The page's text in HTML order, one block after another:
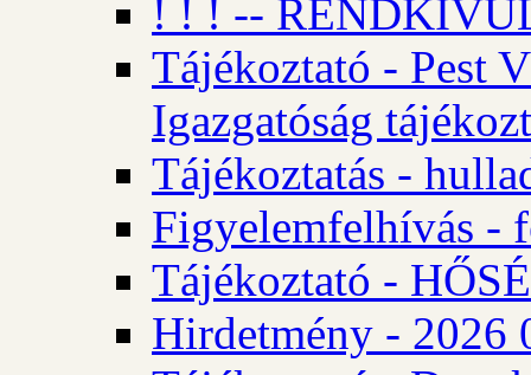
! ! ! --
Tájékoztató - Pest
Igazgatóság
Tájékoztatás -
Figyelemfelhívás -
Tájékoztató -
Hirdetmény - 2026